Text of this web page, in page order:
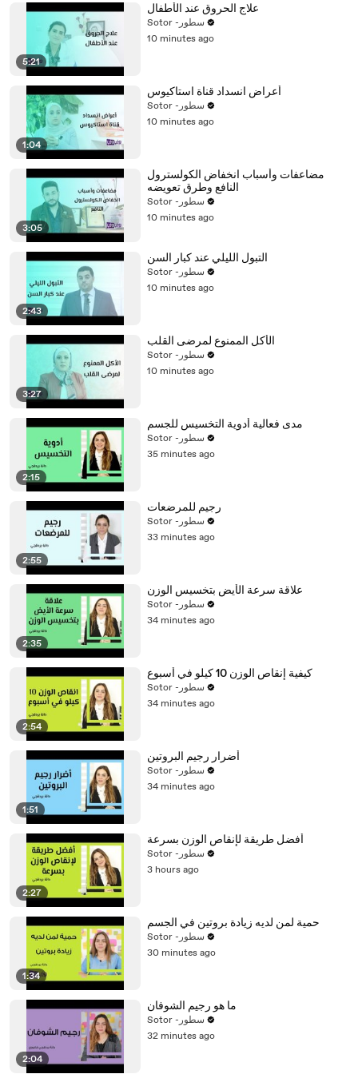
5:21
علاج الحروق عند الأطفال
Sotor -سطور
10 minutes ago
1:04
أعراض انسداد قناة استاكيوس
Sotor -سطور
10 minutes ago
3:05
مضاعفات وأسباب انخفاض الكولسترول
النافع وطرق تعويضه
Sotor -سطور
10 minutes ago
2:43
التبول الليلي عند كبار السن
Sotor -سطور
10 minutes ago
3:27
الأكل الممنوع لمرضى القلب
Sotor -سطور
10 minutes ago
2:15
مدى فعالية أدوية التخسيس للجسم
Sotor -سطور
35 minutes ago
2:55
رجيم للمرضعات
Sotor -سطور
33 minutes ago
2:35
علاقة سرعة الأيض بتخسيس الوزن
Sotor -سطور
34 minutes ago
2:54
كيفية إنقاص الوزن 10 كيلو في أسبوع
Sotor -سطور
34 minutes ago
1:51
أضرار رجيم البروتين
Sotor -سطور
34 minutes ago
2:27
أفضل طريقة لإنقاص الوزن بسرعة
Sotor -سطور
3 hours ago
1:34
حمية لمن لديه زيادة بروتين في الجسم
Sotor -سطور
30 minutes ago
2:04
ما هو رجيم الشوفان
Sotor -سطور
32 minutes ago